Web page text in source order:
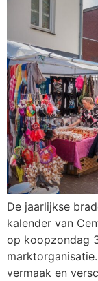
De jaarlijkse
kalender van
op koopzondag
vermaak en